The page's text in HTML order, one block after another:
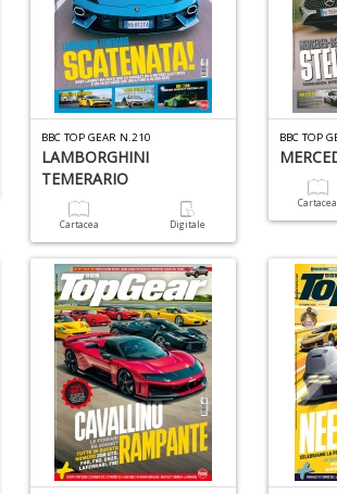
BBC TOP GEAR N.210
LAMBORGHINI
TEMERARIO
Cartacea Digitale
BBC TOP
Cartacea